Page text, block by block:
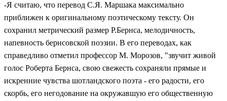
-Я считаю, что перевод С.Я. Маршака максимально
приближен к оригинальному поэтическому тексту. Он
сохранил метрический размер Р.Бернса, мелодичность,
напевность бернсовской поэзии. В его переводах, как
справедливо отметил профессор М. Морозов, "звучит живой
голос Роберта Бернса, свою свежесть сохраняли прямые и
искренние чувства шотландского поэта - его радости, его
скорбь, его негодование на окружавшую его общественную